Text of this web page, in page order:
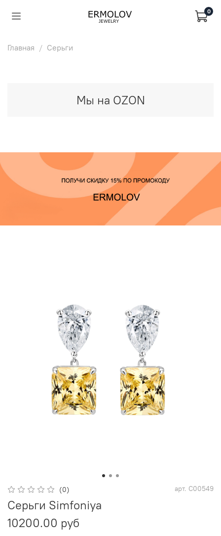
0
Главная Серьги
Мы на OZON
(0) арт. С00549
Серьги Simfoniya
10200.00 руб